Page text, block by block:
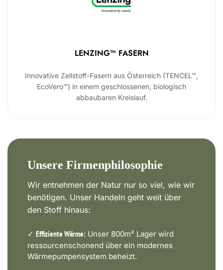
LENZING™ FASERN
Innovative Zellstoff-Fasern aus Österreich (TENCEL™,
EcoVero™) in einem geschlossenen, biologisch
abbaubaren Kreislauf.
Unsere Firmenphilosophie
Wir entnehmen der Natur nur so viel, wie wir
benötigen. Unser Handeln geht weit über
den Stoff hinaus:
✓ Effiziente Wärme: Unser 800m² Lager wird
ressourcenschonend über ein modernes
Wärmepumpensystem beheizt.